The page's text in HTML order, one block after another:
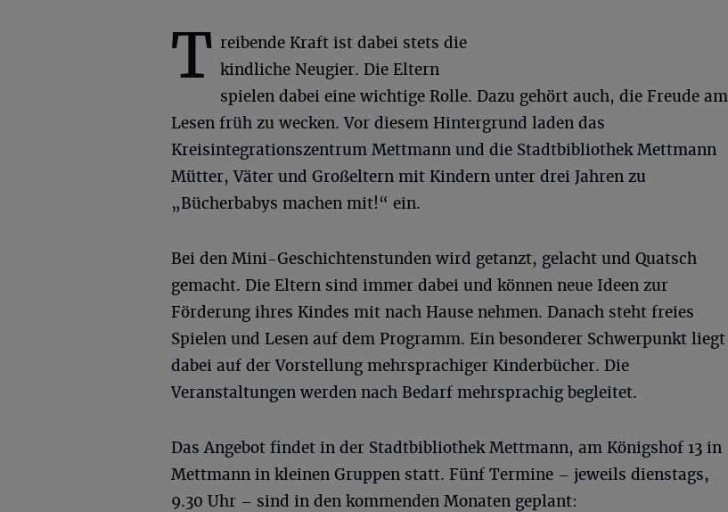
T reibende Kraft ist dabei stets die
kindliche Neugier. Die Eltern
spielen dabei eine wichtige Rolle. Dazu gehört auch, die Freude am
Lesen früh zu wecken. Vor diesem Hintergrund laden das
Kreisintegrationszentrum Mettmann und die Stadtbibliothek Mettmann
Mütter, Väter und Großeltern mit Kindern unter drei Jahren zu
„Bücherbabys machen mit!“ ein.
Bei den Mini-Geschichtenstunden wird getanzt, gelacht und Quatsch
gemacht. Die Eltern sind immer dabei und können neue Ideen zur
Förderung ihres Kindes mit nach Hause nehmen. Danach steht freies
Spielen und Lesen auf dem Programm. Ein besonderer Schwerpunkt liegt
dabei auf der Vorstellung mehrsprachiger Kinderbücher. Die
Veranstaltungen werden nach Bedarf mehrsprachig begleitet.
Das Angebot findet in der Stadtbibliothek Mettmann, am Königshof 13 in
Mettmann in kleinen Gruppen statt. Fünf Termine – jeweils dienstags,
9.30 Uhr – sind in den kommenden Monaten geplant: